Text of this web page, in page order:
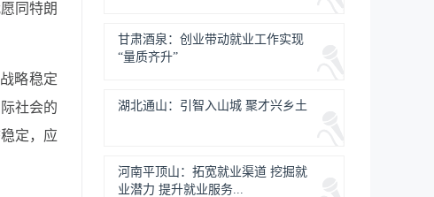
同特朗
略稳定
社会的
定，应
甘肃酒泉：创业带动就业工作实现
“量质齐升”
湖北通山：引智入山城 聚才兴乡土
河南平顶山：拓宽就业渠道 挖掘就
业潜力 提升就业服务...